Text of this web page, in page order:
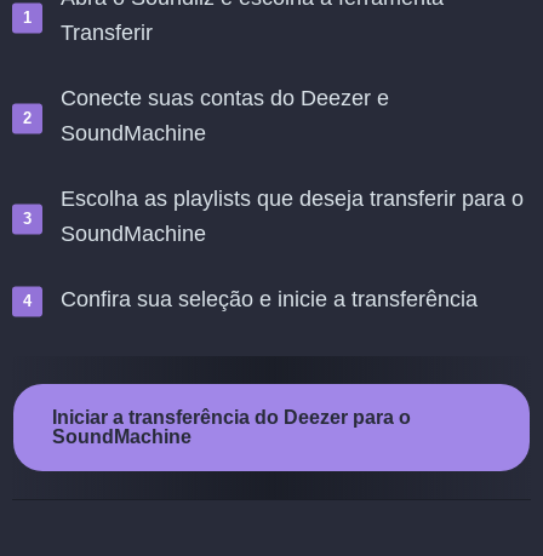
Transferir
Conecte suas contas do Deezer e
SoundMachine
Escolha as playlists que deseja transferir para o
SoundMachine
Confira sua seleção e inicie a transferência
Iniciar a transferência do Deezer para o
SoundMachine